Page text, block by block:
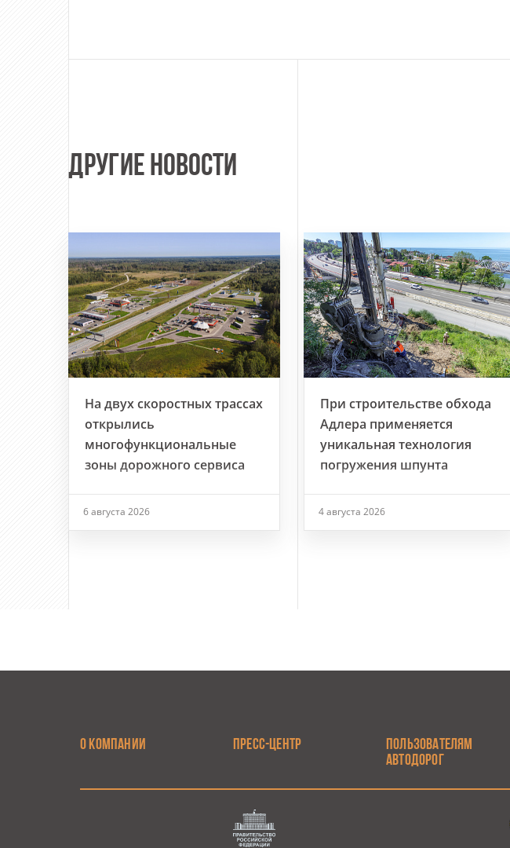
ДРУГИЕ НОВОСТИ
На двух скоростных трассах
открылись
многофункциональные
зоны дорожного сервиса
6 августа 2026
При строительстве обхода
Адлера применяется
уникальная технология
погружения шпунта
4 августа 2026
О КОМПАНИИ ПРЕСС-ЦЕНТР
ПОЛЬЗОВАТЕЛЯМ
АВТОДОРОГ